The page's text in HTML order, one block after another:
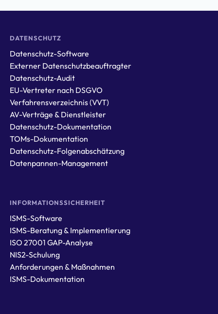
DATENSCHUTZ
Datenschutz-Software
Externer Datenschutzbeauftragter
Datenschutz-Audit
EU-Vertreter nach DSGVO
Verfahrensverzeichnis (VVT)
AV-Verträge & Dienstleister
Datenschutz-Dokumentation
TOMs-Dokumentation
Datenschutz-Folgenabschätzung
Datenpannen-Management
INFORMATIONSSICHERHEIT
ISMS-Software
ISMS-Beratung & Implementierung
ISO 27001 GAP-Analyse
NIS2-Schulung
Anforderungen & Maßnahmen
ISMS-Dokumentation